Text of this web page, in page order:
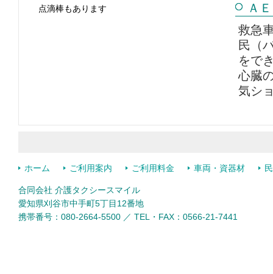
点滴棒もあります
Ａ
救急
民（
をで
心臓
気シ
ホーム ご利用案内 ご利用料金 車両・資器材
合同会社 介護タクシースマイル
愛知県刈谷市中手町5丁目12番地
携帯番号：080-2664-5500 ／ TEL・FAX：0566-21-7441